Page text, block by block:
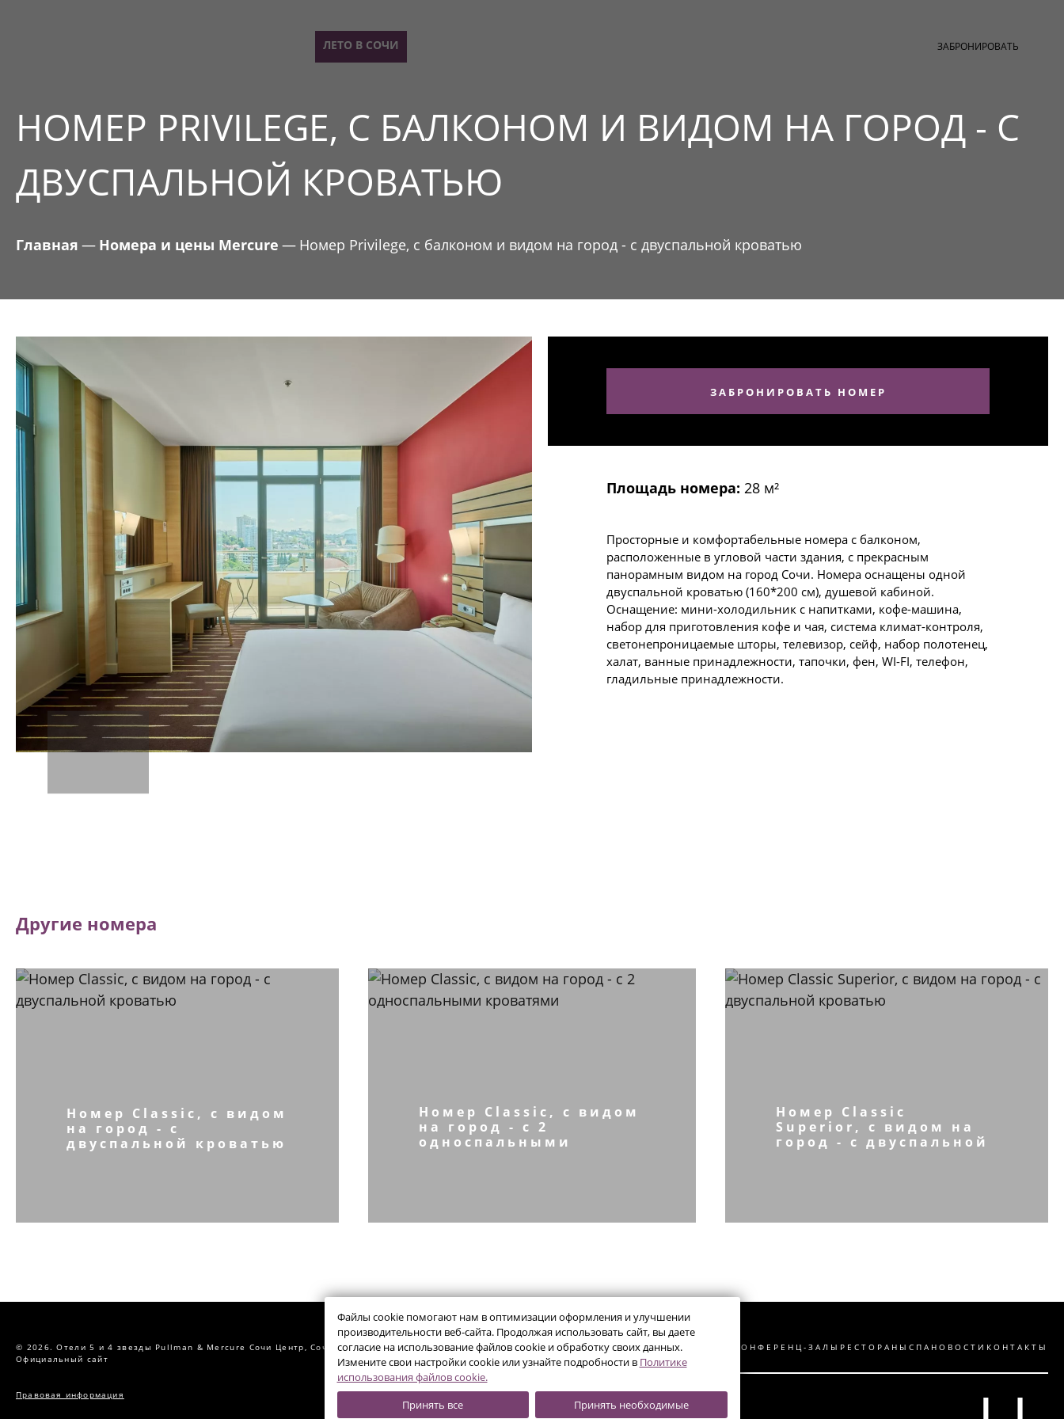
Файлы cookie помогают нам в оптимизации оформления и улучшении
производительности веб-сайта. Продолжая использовать сайт, вы даете
согласие на использование файлов cookie и обработку своих данных.
Измените свои настройки cookie или узнайте подробности в Политике
использования файлов cookie.
Принять все
Принять необходимые
ЛЕТО В СОЧИ ЗАБРОНИРОВАТЬ
НОМЕР PRIVILEGE, C БАЛКОНОМ И ВИДОМ НА ГОРОД - С
ДВУСПАЛЬНОЙ КРОВАТЬЮ
Главная — Номера и цены Mercure — Номер Privilege, c балконом и видом на город - с двуспальной кроватью
ЗАБРОНИРОВАТЬ НОМЕР
Площадь номера: 28 м²
Просторные и комфортабельные номера с балконом,
расположенные в угловой части здания, с прекрасным
панорамным видом на город Сочи. Номера оснащены одной
двуспальной кроватью (160*200 см), душевой кабиной.
Оснащение: мини-холодильник с напитками, кофе-машина,
набор для приготовления кофе и чая, система климат-контроля,
светонепроницаемые шторы, телевизор, сейф, набор полотенец,
халат, ванные принадлежности, тапочки, фен, WI-FI, телефон,
гладильные принадлежности.
Другие номера
Номер Classic, с видом
на город - с
двуспальной кроватью
Номер Classic, с видом
на город - с 2
односпальными
Номер Classic
Superior, с видом на
город - с двуспальной
© 2026.Отели 5 и 4 звезды Pullman & Mercure Сочи Центр,Сочи
Официальный сайт
Правовая информация
PULLMAN MERCURE КОНФЕРЕНЦ-ЗАЛЫ РЕСТОРАНЫ СПА НОВОСТИ КОНТАКТЫ